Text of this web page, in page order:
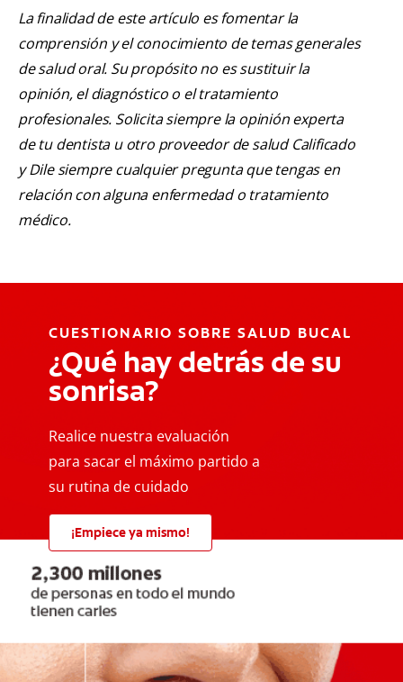
La finalidad de este artículo es fomentar la
comprensión y el conocimiento de temas generales
de salud oral. Su propósito no es sustituir la
opinión, el diagnóstico o el tratamiento
profesionales. Solicita siempre la opinión experta
de tu dentista u otro proveedor de salud Calificado
y Dile siempre cualquier pregunta que tengas en
relación con alguna enfermedad o tratamiento
médico.
CUESTIONARIO SOBRE SALUD BUCAL
¿Qué hay detrás de su
sonrisa?
Realice nuestra evaluación
para sacar el máximo partido a
su rutina de cuidado
¡Empiece ya mismo!